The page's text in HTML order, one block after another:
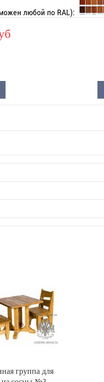
любой по RAL):
группа для